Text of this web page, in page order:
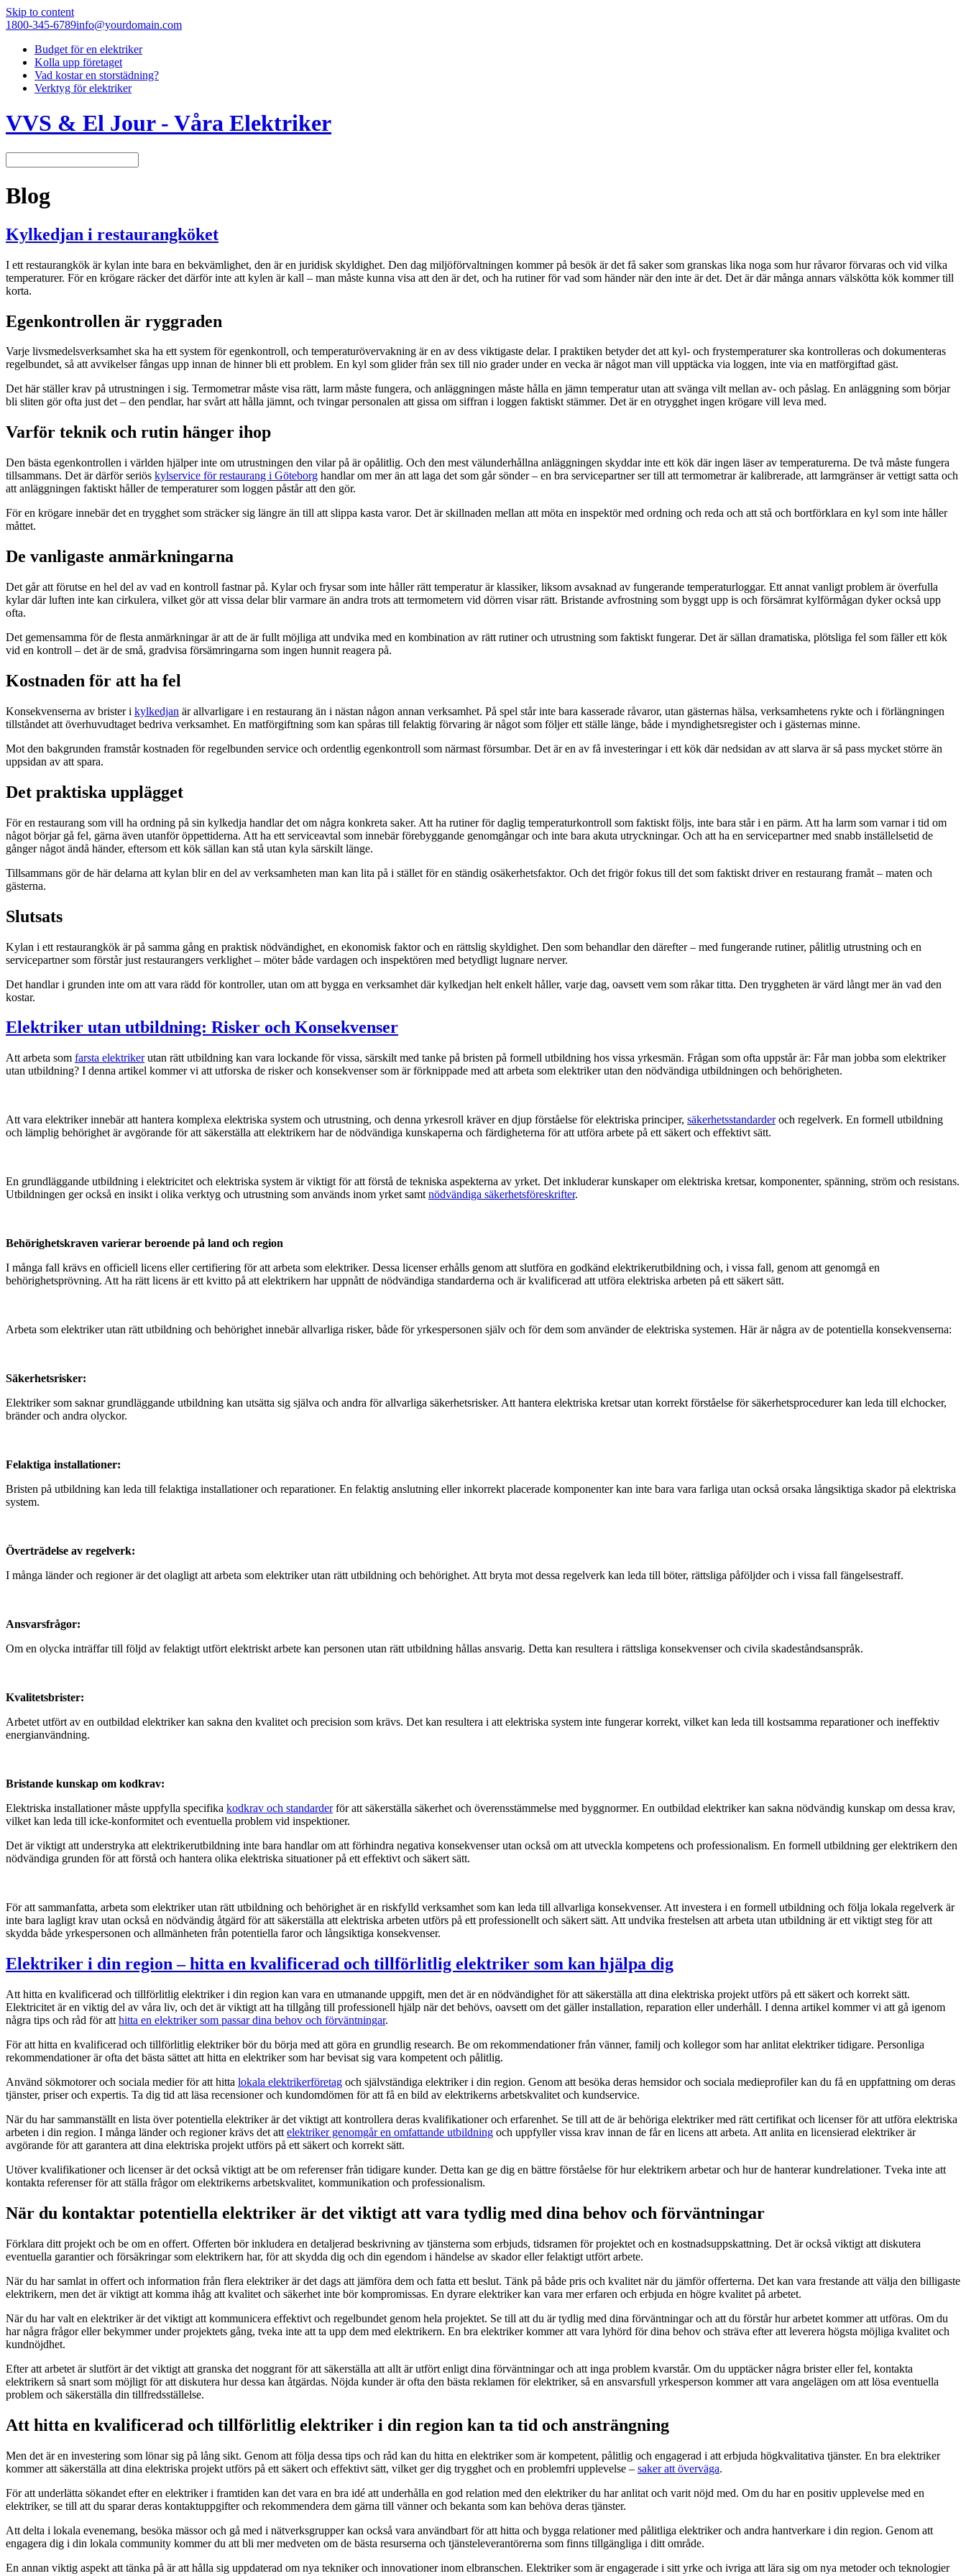
Skip to content
1800-345-6789info@yourdomain.com
Budget för en elektriker
Kolla upp företaget
Vad kostar en storstädning?
Verktyg för elektriker
VVS & El Jour - Våra Elektriker
Blog
Kylkedjan i restaurangköket
I ett restaurangkök är kylan inte bara en bekvämlighet, den är en juridisk skyldighet. Den dag miljöförvaltningen kommer på besök är det få saker som granskas lika noga som hur råvaror förvaras och vid vilka
temperaturer. För en krögare räcker det därför inte att kylen är kall – man måste kunna visa att den är det, och ha rutiner för vad som händer när den inte är det. Det är där många annars välskötta kök kommer till
korta.
Egenkontrollen är ryggraden
Varje livsmedelsverksamhet ska ha ett system för egenkontroll, och temperaturövervakning är en av dess viktigaste delar. I praktiken betyder det att kyl- och frystemperaturer ska kontrolleras och dokumenteras
regelbundet, så att avvikelser fångas upp innan de hinner bli ett problem. En kyl som glider från sex till nio grader under en vecka är något man vill upptäcka via loggen, inte via en matförgiftad gäst.
Det här ställer krav på utrustningen i sig. Termometrar måste visa rätt, larm måste fungera, och anläggningen måste hålla en jämn temperatur utan att svänga vilt mellan av- och påslag. En anläggning som börjar
bli sliten gör ofta just det – den pendlar, har svårt att hålla jämnt, och tvingar personalen att gissa om siffran i loggen faktiskt stämmer. Det är en otrygghet ingen krögare vill leva med.
Varför teknik och rutin hänger ihop
Den bästa egenkontrollen i världen hjälper inte om utrustningen den vilar på är opålitlig. Och den mest välunderhållna anläggningen skyddar inte ett kök där ingen läser av temperaturerna. De två måste fungera
tillsammans. Det är därför seriös kylservice för restaurang i Göteborg handlar om mer än att laga det som går sönder – en bra servicepartner ser till att termometrar är kalibrerade, att larmgränser är vettigt satta och
att anläggningen faktiskt håller de temperaturer som loggen påstår att den gör.
För en krögare innebär det en trygghet som sträcker sig längre än till att slippa kasta varor. Det är skillnaden mellan att möta en inspektör med ordning och reda och att stå och bortförklara en kyl som inte håller
måttet.
De vanligaste anmärkningarna
Det går att förutse en hel del av vad en kontroll fastnar på. Kylar och frysar som inte håller rätt temperatur är klassiker, liksom avsaknad av fungerande temperaturloggar. Ett annat vanligt problem är överfulla
kylar där luften inte kan cirkulera, vilket gör att vissa delar blir varmare än andra trots att termometern vid dörren visar rätt. Bristande avfrostning som byggt upp is och försämrat kylförmågan dyker också upp
ofta.
Det gemensamma för de flesta anmärkningar är att de är fullt möjliga att undvika med en kombination av rätt rutiner och utrustning som faktiskt fungerar. Det är sällan dramatiska, plötsliga fel som fäller ett kök
vid en kontroll – det är de små, gradvisa försämringarna som ingen hunnit reagera på.
Kostnaden för att ha fel
Konsekvenserna av brister i kylkedjan är allvarligare i en restaurang än i nästan någon annan verksamhet. På spel står inte bara kasserade råvaror, utan gästernas hälsa, verksamhetens rykte och i förlängningen
tillståndet att överhuvudtaget bedriva verksamhet. En matförgiftning som kan spåras till felaktig förvaring är något som följer ett ställe länge, både i myndighetsregister och i gästernas minne.
Mot den bakgrunden framstår kostnaden för regelbunden service och ordentlig egenkontroll som närmast försumbar. Det är en av få investeringar i ett kök där nedsidan av att slarva är så pass mycket större än
uppsidan av att spara.
Det praktiska upplägget
För en restaurang som vill ha ordning på sin kylkedja handlar det om några konkreta saker. Att ha rutiner för daglig temperaturkontroll som faktiskt följs, inte bara står i en pärm. Att ha larm som varnar i tid om
något börjar gå fel, gärna även utanför öppettiderna. Att ha ett serviceavtal som innebär förebyggande genomgångar och inte bara akuta utryckningar. Och att ha en servicepartner med snabb inställelsetid de
gånger något ändå händer, eftersom ett kök sällan kan stå utan kyla särskilt länge.
Tillsammans gör de här delarna att kylan blir en del av verksamheten man kan lita på i stället för en ständig osäkerhetsfaktor. Och det frigör fokus till det som faktiskt driver en restaurang framåt – maten och
gästerna.
Slutsats
Kylan i ett restaurangkök är på samma gång en praktisk nödvändighet, en ekonomisk faktor och en rättslig skyldighet. Den som behandlar den därefter – med fungerande rutiner, pålitlig utrustning och en
servicepartner som förstår just restaurangers verklighet – möter både vardagen och inspektören med betydligt lugnare nerver.
Det handlar i grunden inte om att vara rädd för kontroller, utan om att bygga en verksamhet där kylkedjan helt enkelt håller, varje dag, oavsett vem som råkar titta. Den tryggheten är värd långt mer än vad den
kostar.
Elektriker utan utbildning: Risker och Konsekvenser
Att arbeta som farsta elektrikerutan rätt utbildning kan vara lockande för vissa, särskilt med tanke på bristen på formell utbildning hos vissa yrkesmän. Frågan som ofta uppstår är: Får man jobba som elektriker
utan utbildning? I denna artikel kommer vi att utforska de risker och konsekvenser som är förknippade med att arbeta som elektriker utan den nödvändiga utbildningen och behörigheten.
Att vara elektriker innebär att hantera komplexa elektriska system och utrustning, och denna yrkesroll kräver en djup förståelse för elektriska principer, säkerhetsstandarderoch regelverk. En formell utbildning
och lämplig behörighet är avgörande för att säkerställa att elektrikern har de nödvändiga kunskaperna och färdigheterna för att utföra arbete på ett säkert och effektivt sätt.
En grundläggande utbildning i elektricitet och elektriska system är viktigt för att förstå de tekniska aspekterna av yrket. Det inkluderar kunskaper om elektriska kretsar, komponenter, spänning, ström och resistans.
Utbildningen ger också en insikt i olika verktyg och utrustning som används inom yrket samt nödvändiga säkerhetsföreskrifter.
Behörighetskraven varierar beroende på land och region
I många fall krävs en officiell licens eller certifiering för att arbeta som elektriker. Dessa licenser erhålls genom att slutföra en godkänd elektrikerutbildning och, i vissa fall, genom att genomgå en
behörighetsprövning. Att ha rätt licens är ett kvitto på att elektrikern har uppnått de nödvändiga standarderna och är kvalificerad att utföra elektriska arbeten på ett säkert sätt.
Arbeta som elektriker utan rätt utbildning och behörighet innebär allvarliga risker, både för yrkespersonen själv och för dem som använder de elektriska systemen. Här är några av de potentiella konsekvenserna:
Säkerhetsrisker:
Elektriker som saknar grundläggande utbildning kan utsätta sig själva och andra för allvarliga säkerhetsrisker. Att hantera elektriska kretsar utan korrekt förståelse för säkerhetsprocedurer kan leda till elchocker,
bränder och andra olyckor.
Felaktiga installationer:
Bristen på utbildning kan leda till felaktiga installationer och reparationer. En felaktig anslutning eller inkorrekt placerade komponenter kan inte bara vara farliga utan också orsaka långsiktiga skador på elektriska
system.
Överträdelse av regelverk:
I många länder och regioner är det olagligt att arbeta som elektriker utan rätt utbildning och behörighet. Att bryta mot dessa regelverk kan leda till böter, rättsliga påföljder och i vissa fall fängelsestraff.
Ansvarsfrågor:
Om en olycka inträffar till följd av felaktigt utfört elektriskt arbete kan personen utan rätt utbildning hållas ansvarig. Detta kan resultera i rättsliga konsekvenser och civila skadeståndsanspråk.
Kvalitetsbrister:
Arbetet utfört av en outbildad elektriker kan sakna den kvalitet och precision som krävs. Det kan resultera i att elektriska system inte fungerar korrekt, vilket kan leda till kostsamma reparationer och ineffektiv
energianvändning.
Bristande kunskap om kodkrav:
Elektriska installationer måste uppfylla specifika kodkrav och standarderför att säkerställa säkerhet och överensstämmelse med byggnormer. En outbildad elektriker kan sakna nödvändig kunskap om dessa krav,
vilket kan leda till icke-konformitet och eventuella problem vid inspektioner.
Det är viktigt att understryka att elektrikerutbildning inte bara handlar om att förhindra negativa konsekvenser utan också om att utveckla kompetens och professionalism. En formell utbildning ger elektrikern den
nödvändiga grunden för att förstå och hantera olika elektriska situationer på ett effektivt och säkert sätt.
För att sammanfatta, arbeta som elektriker utan rätt utbildning och behörighet är en riskfylld verksamhet som kan leda till allvarliga konsekvenser. Att investera i en formell utbildning och följa lokala regelverk är
inte bara lagligt krav utan också en nödvändig åtgärd för att säkerställa att elektriska arbeten utförs på ett professionellt och säkert sätt. Att undvika frestelsen att arbeta utan utbildning är ett viktigt steg för att
skydda både yrkespersonen och allmänheten från potentiella faror och långsiktiga konsekvenser.
Elektriker i din region – hitta en kvalificerad och tillförlitlig elektriker som kan hjälpa dig
Att hitta en kvalificerad och tillförlitlig elektriker i din region kan vara en utmanande uppgift, men det är en nödvändighet för att säkerställa att dina elektriska projekt utförs på ett säkert och korrekt sätt.
Elektricitet är en viktig del av våra liv, och det är viktigt att ha tillgång till professionell hjälp när det behövs, oavsett om det gäller installation, reparation eller underhåll. I denna artikel kommer vi att gå igenom
några tips och råd för att hitta en elektriker som passar dina behov och förväntningar.
För att hitta en kvalificerad och tillförlitlig elektriker bör du börja med att göra en grundlig research. Be om rekommendationer från vänner, familj och kollegor som har anlitat elektriker tidigare. Personliga
rekommendationer är ofta det bästa sättet att hitta en elektriker som har bevisat sig vara kompetent och pålitlig.
Använd sökmotorer och sociala medier för att hitta lokala elektrikerföretag och självständiga elektriker i din region. Genom att besöka deras hemsidor och sociala medieprofiler kan du få en uppfattning om deras
tjänster, priser och expertis. Ta dig tid att läsa recensioner och kundomdömen för att få en bild av elektrikerns arbetskvalitet och kundservice.
När du har sammanställt en lista över potentiella elektriker är det viktigt att kontrollera deras kvalifikationer och erfarenhet. Se till att de är behöriga elektriker med rätt certifikat och licenser för att utföra elektriska
arbeten i din region. I många länder och regioner krävs det att elektriker genomgår en omfattande utbildning och uppfyller vissa krav innan de får en licens att arbeta. Att anlita en licensierad elektriker är
avgörande för att garantera att dina elektriska projekt utförs på ett säkert och korrekt sätt.
Utöver kvalifikationer och licenser är det också viktigt att be om referenser från tidigare kunder. Detta kan ge dig en bättre förståelse för hur elektrikern arbetar och hur de hanterar kundrelationer. Tveka inte att
kontakta referenser för att ställa frågor om elektrikerns arbetskvalitet, kommunikation och professionalism.
När du kontaktar potentiella elektriker är det viktigt att vara tydlig med dina behov och förväntningar
Förklara ditt projekt och be om en offert. Offerten bör inkludera en detaljerad beskrivning av tjänsterna som erbjuds, tidsramen för projektet och en kostnadsuppskattning. Det är också viktigt att diskutera
eventuella garantier och försäkringar som elektrikern har, för att skydda dig och din egendom i händelse av skador eller felaktigt utfört arbete.
När du har samlat in offert och information från flera elektriker är det dags att jämföra dem och fatta ett beslut. Tänk på både pris och kvalitet när du jämför offerterna. Det kan vara frestande att välja den billigaste
elektrikern, men det är viktigt att komma ihåg att kvalitet och säkerhet inte bör kompromissas. En dyrare elektriker kan vara mer erfaren och erbjuda en högre kvalitet på arbetet.
När du har valt en elektriker är det viktigt att kommunicera effektivt och regelbundet genom hela projektet. Se till att du är tydlig med dina förväntningar och att du förstår hur arbetet kommer att utföras. Om du
har några frågor eller bekymmer under projektets gång, tveka inte att ta upp dem med elektrikern. En bra elektriker kommer att vara lyhörd för dina behov och sträva efter att leverera högsta möjliga kvalitet och
kundnöjdhet.
Efter att arbetet är slutfört är det viktigt att granska det noggrant för att säkerställa att allt är utfört enligt dina förväntningar och att inga problem kvarstår. Om du upptäcker några brister eller fel, kontakta
elektrikern så snart som möjligt för att diskutera hur dessa kan åtgärdas. Nöjda kunder är ofta den bästa reklamen för elektriker, så en ansvarsfull yrkesperson kommer att vara angelägen om att lösa eventuella
problem och säkerställa din tillfredsställelse.
Att hitta en kvalificerad och tillförlitlig elektriker i din region kan ta tid och ansträngning
Men det är en investering som lönar sig på lång sikt. Genom att följa dessa tips och råd kan du hitta en elektriker som är kompetent, pålitlig och engagerad i att erbjuda högkvalitativa tjänster. En bra elektriker
kommer att säkerställa att dina elektriska projekt utförs på ett säkert och effektivt sätt, vilket ger dig trygghet och en problemfri upplevelse – saker att överväga.
För att underlätta sökandet efter en elektriker i framtiden kan det vara en bra idé att underhålla en god relation med den elektriker du har anlitat och varit nöjd med. Om du har en positiv upplevelse med en
elektriker, se till att du sparar deras kontaktuppgifter och rekommendera dem gärna till vänner och bekanta som kan behöva deras tjänster.
Att delta i lokala evenemang, besöka mässor och gå med i nätverksgrupper kan också vara användbart för att hitta och bygga relationer med pålitliga elektriker och andra hantverkare i din region. Genom att
engagera dig i din lokala community kommer du att bli mer medveten om de bästa resurserna och tjänsteleverantörerna som finns tillgängliga i ditt område.
En annan viktig aspekt att tänka på är att hålla sig uppdaterad om nya tekniker och innovationer inom elbranschen. Elektriker som är engagerade i sitt yrke och ivriga att lära sig om nya metoder och teknologier